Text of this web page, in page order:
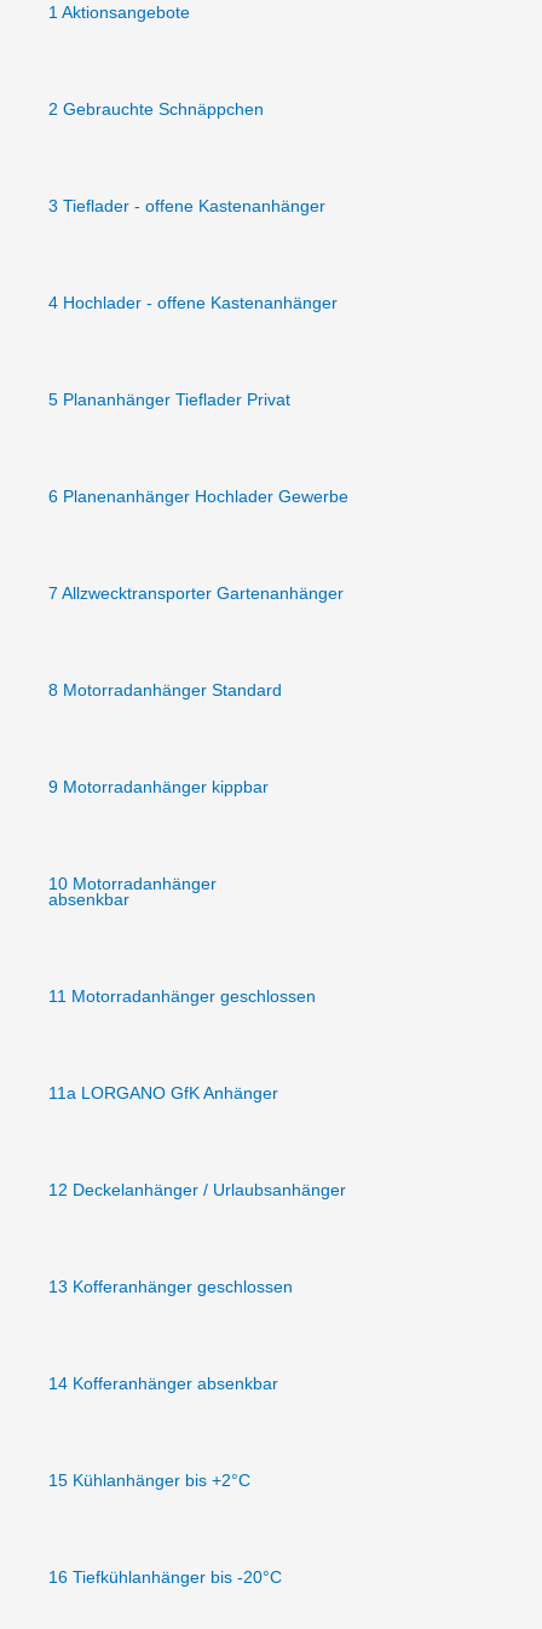
1 Aktionsangebote
2 Gebrauchte Schnäppchen
3 Tieflader - offene Kastenanhänger
4 Hochlader - offene Kastenanhänger
5 Plananhänger Tieflader Privat
6 Planenanhänger Hochlader Gewerbe
7 Allzwecktransporter Gartenanhänger
8 Motorradanhänger Standard
9 Motorradanhänger kippbar
10 Motorradanhänger
absenkbar
11 Motorradanhänger geschlossen
11a LORGANO GfK Anhänger
12 Deckelanhänger / Urlaubsanhänger
13 Kofferanhänger geschlossen
14 Kofferanhänger absenkbar
15 Kühlanhänger bis +2°C
16 Tiefkühlanhänger bis -20°C